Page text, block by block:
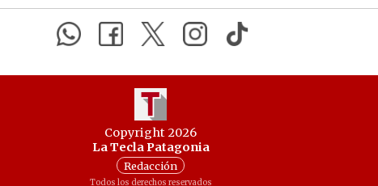
Copyright 2026
La Tecla Patagonia
Redacción
Todos los derechos reservados